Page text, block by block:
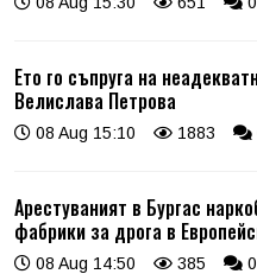
Ето го съпруга на
Велислава Петрова
08 Aug 15:10 1883
Арестуваният в Бургас
фабрики за дрога в
08 Aug 14:50 385 0